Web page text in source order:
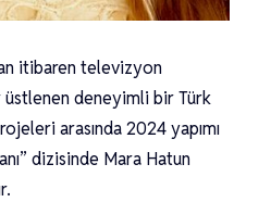
itibaren televizyon
deneyimli bir Türk
arasında 2024 yapımı
dizisinde Mara Hatun